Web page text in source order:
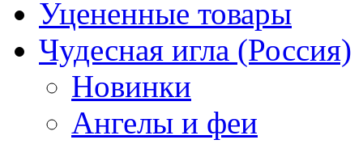
Уцененные товары
Чудесная игла (Россия)
Новинки
Ангелы и феи